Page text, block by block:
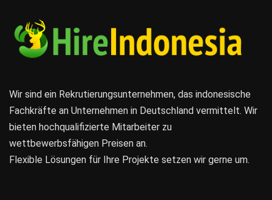
Wir sind ein Rekrutierungsunternehmen, das indonesische
Fachkräfte an Unternehmen in Deutschland vermittelt. Wir
bieten hochqualifizierte Mitarbeiter zu
wettbewerbsfähigen Preisen an.
Flexible Lösungen für Ihre Projekte setzen wir gerne um.